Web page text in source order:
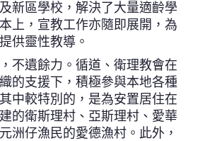
新區學校，解決了大量適齡學
上，宣教工作亦隨即展開，為
供靈性教導。
遺餘力。循道、衛理教會在
的支援下，積極參與本地各種
中較特別的，是為安置居住在
的衛斯理村、亞斯理村、愛華
洲仔漁民的愛德漁村。此外，